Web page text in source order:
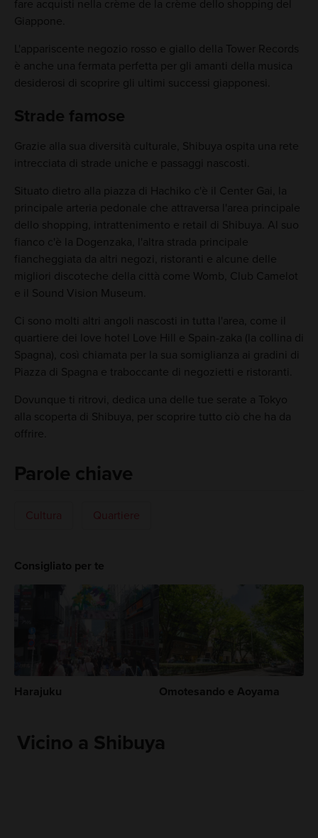
fare acquisti nella crème de la crème dello shopping del
Giappone.
L'appariscente negozio rosso e giallo della Tower Records
è anche una fermata perfetta per gli amanti della musica
desiderosi di scoprire gli ultimi successi giapponesi.
Strade famose
Grazie alla sua diversità culturale, Shibuya ospita una rete
intrecciata di strade uniche e passaggi nascosti.
Situato dietro alla piazza di Hachiko c'è il Center Gai, la
principale arteria pedonale che attraversa l'area principale
dello shopping, intrattenimento e retail di Shibuya. Al suo
fianco c'è la Dogenzaka, l'altra strada principale
fiancheggiata da altri negozi, ristoranti e alcune delle
migliori discoteche della città come Womb, Club Camelot
e il Sound Vision Museum.
Ci sono molti altri angoli nascosti in tutta l'area, come il
quartiere dei love hotel Love Hill e Spain-zaka (la collina di
Spagna), così chiamata per la sua somiglianza ai gradini di
Piazza di Spagna e traboccante di negozietti e ristoranti.
Dovunque ti ritrovi, dedica una delle tue serate a Tokyo
alla scoperta di Shibuya, per scoprire tutto ciò che ha da
offrire.
Parole chiave
Cultura Quartiere
Consigliato per te
Harajuku Omotesando e Aoyama
Vicino a Shibuya